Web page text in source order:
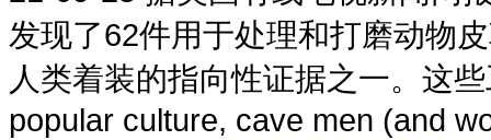
发现了62件用于处理和打磨动物
人类着装的指向性证据之一。这
popular culture, cave men (and